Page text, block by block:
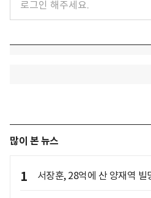
많이 본 뉴스
1 서장훈, 28억에 산 양재역